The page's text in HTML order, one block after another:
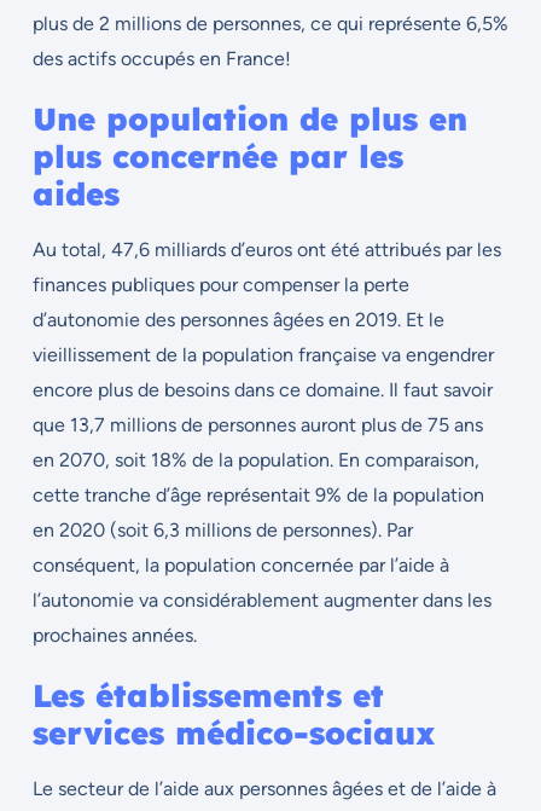
plus de 2 millions de personnes, ce qui représente 6,5%
des actifs occupés en France!
Une population de plus en
plus concernée par les
aides
Au total, 47,6 milliards d’euros ont été attribués par les
finances publiques pour compenser la perte
d’autonomie des personnes âgées en 2019. Et le
vieillissement de la population française va engendrer
encore plus de besoins dans ce domaine. Il faut savoir
que 13,7 millions de personnes auront plus de 75 ans
en 2070, soit 18% de la population. En comparaison,
cette tranche d’âge représentait 9% de la population
en 2020 (soit 6,3 millions de personnes). Par
conséquent, la population concernée par l’aide à
l’autonomie va considérablement augmenter dans les
prochaines années.
Les établissements et
services médico-sociaux
Le secteur de l’aide aux personnes âgées et de l’aide à